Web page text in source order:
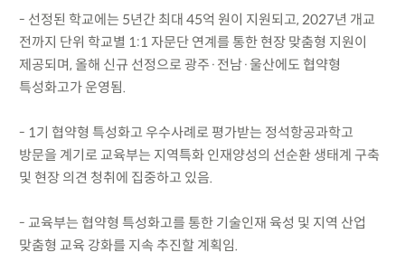
- 선정된 학교에는 5년간 최대 45억 원이 지원되고, 2027년 개교
전까지 단위 학교별 1:1 자문단 연계를 통한 현장 맞춤형 지원이
제공되며, 올해 신규 선정으로 광주·전남·울산에도 협약형
특성화고가 운영됨.
- 1기 협약형 특성화고 우수사례로 평가받는 정석항공과학고
방문을 계기로 교육부는 지역특화 인재양성의 선순환 생태계 구축
및 현장 의견 청취에 집중하고 있음.
- 교육부는 협약형 특성화고를 통한 기술인재 육성 및 지역 산업
맞춤형 교육 강화를 지속 추진할 계획임.